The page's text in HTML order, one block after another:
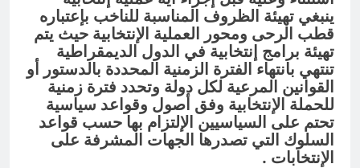
ينبغي تهيئة الظروف المناسبة للناخب بإعتباره
قطب الرحى ومحور العملية الإنتخابية حيث يتم
تهيئة برامج إنتخابية في الدول الديمقراطية
تنتهي بانتهاء الفترة الزمنية المحددة بالدستور أو
القوانين المرعية لكل دولة وتحدد فترة زمنية
للحملة الإنتخابية وفق أصول وقواعد سياسية
تحتم على السياسيين الإلتزام بها حسب قواعد
السلوك التي تصدرها الجهات المشرفة على
الإنتخابات .